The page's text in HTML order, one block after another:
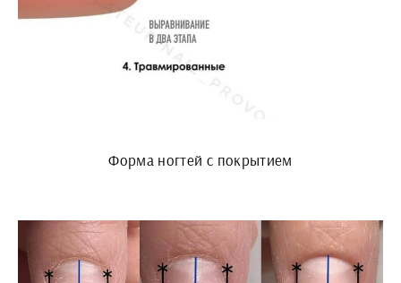
Форма ногтей с покрытием